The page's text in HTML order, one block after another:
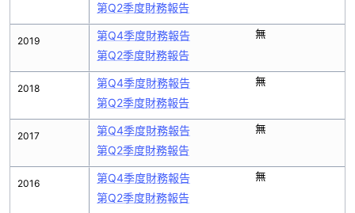
2019
2018
2017
2016
第Q2季度財務報告
第Q4季度財務報告
第Q2季度財務報告
無
第Q4季度財務報告
第Q2季度財務報告
無
第Q4季度財務報告
第Q2季度財務報告
無
第Q4季度財務報告
第Q2季度財務報告
無